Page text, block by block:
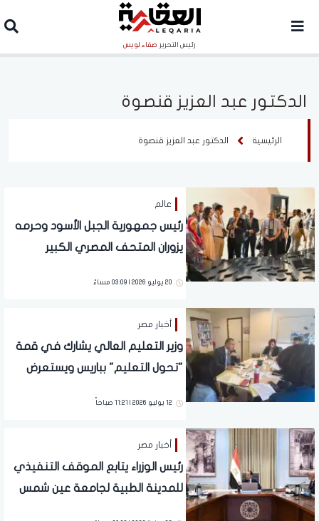
رئيس التحرير صفاء لويس
الدكتور عبد العزيز قنصوة
الرئيسية الدكتور عبد العزيز قنصوة
عالم
رئيس جمهورية الجبل الأسود وحرمه
يزوران المتحف المصري الكبير
20 يوليو 2026 | 03:09 مساءً
أخبار مصر
وزير التعليم العالي يشارك في قمة
"تحول التعليم" بباريس ويستعرض
12 يوليو 2026 | 11:21 صباحاً
أخبار مصر
رئيس الوزراء يتابع الموقف التنفيذي
للمدينة الطبية لجامعة عين شمس